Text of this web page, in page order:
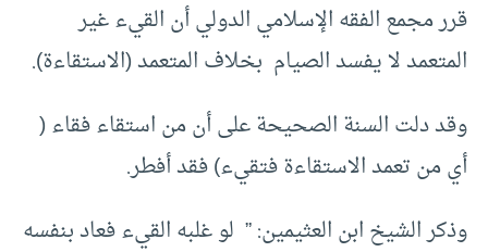
قرر مجمع الفقه الإسلامي الدولي أن القيء غير
المتعمد لا يفسد الصيام بخلاف المتعمد (الاستقاءة).
وقد دلت السنة الصحيحة على أن من استقاء فقاء (
أي من تعمد الاستقاءة فتقيء) فقد أفطر.
وذكر الشيخ ابن العثيمين: ” لو غلبه القيء فعاد بنفسه